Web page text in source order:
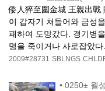
倭人猝至圍金城 王親出戰
이 갑자기 쳐들어와 금성
패하여 도망갔다. 경기병
명을 죽이거나 사로잡았다.
2009#28731 SBLNGS
• 0250± 월